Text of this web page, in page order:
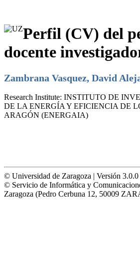
Perfil (CV) del
docente
Zambrana Vasquez, David
Research Institute: INSTITUTO DE
DE LA ENERGÍA Y EFICIENCIA DE
ARAGÓN (ENERGAIA)
© Universidad de Zaragoza | Versión 3.0.0
© Servicio de Informática y
Zaragoza (Pedro Cerbuna 12, 50009